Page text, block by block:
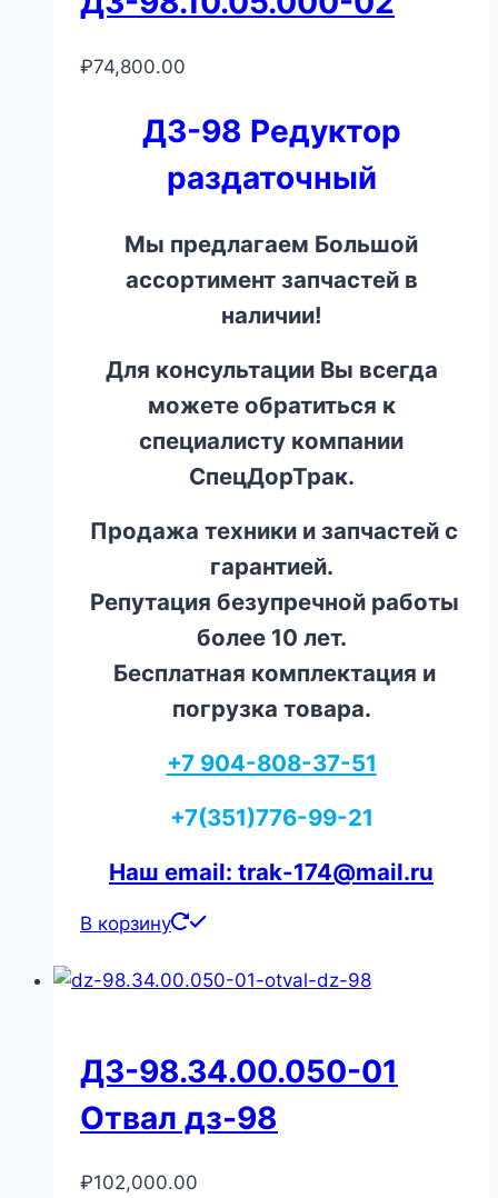
₽74,800.00
ДЗ-98 Редуктор
раздаточный
Мы предлагаем Большой
ассортимент запчастей в
наличии!
Для консультации Вы всегда
можете обратиться к
специалисту компании
СпецДорТрак.
Продажа техники и запчастей с
гарантией.
Репутация безупречной работы
более 10 лет.
Бесплатная комплектация и
погрузка товара.
+7 904-808-37-51
+7(351)776-99-21
Наш email: trak-174@mail.ru
В корзину
ДЗ-98.34.00.050-01
Отвал дз-98
₽102,000.00